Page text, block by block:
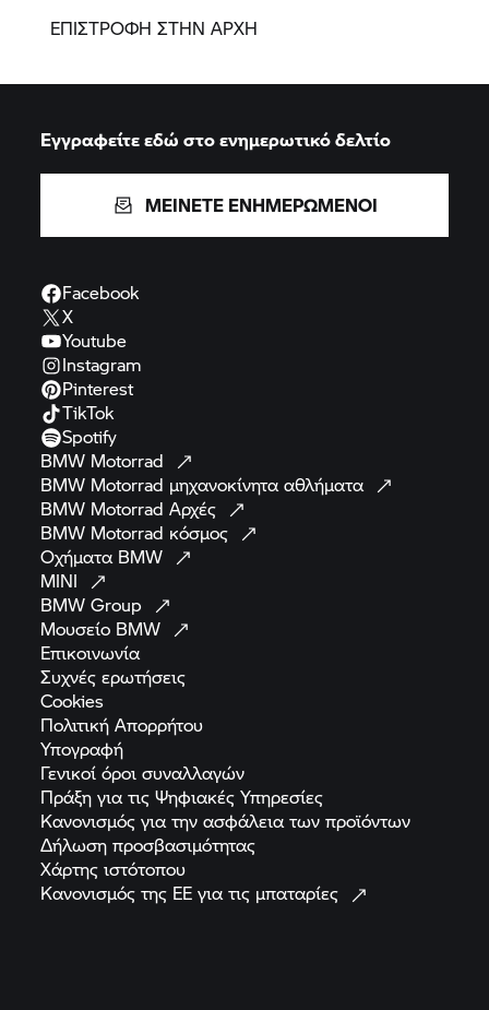
ΕΠΙΣΤΡΟΦΗ ΣΤΗΝ ΑΡΧΗ
Εγγραφείτε εδώ στο ενημερωτικό δελτίο
ΜΕΙΝΕΤΕ ΕΝΗΜΕΡΩΜΕΝΟΙ
Facebook
X
Youtube
Instagram
Pinterest
TikTok
Spotify
BMW Motorrad
BMW Motorrad μηχανοκίνητααθλήματα
BMW Motorrad Αρχές
BMW Motorrad κόσμος
Οχήματα BMW
MINI
BMWGroup
Μουσείο BMW
Επικοινωνία
Συχνέςερωτήσεις
Cookies
ΠολιτικήΑπορρήτου
Υπογραφή
Γενικοί όροισυναλλαγών
Πράξη για τις ΨηφιακέςΥπηρεσίες
Κανονισμός για την ασφάλεια τωνπροϊόντων
Δήλωσηπροσβασιμότητας
Χάρτηςιστότοπου
Κανονισμός της ΕΕ για τις μπαταρίες